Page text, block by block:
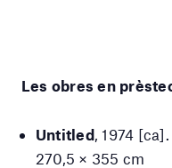
Les obres en
Untitled, 1974
270,5 × 355 cm